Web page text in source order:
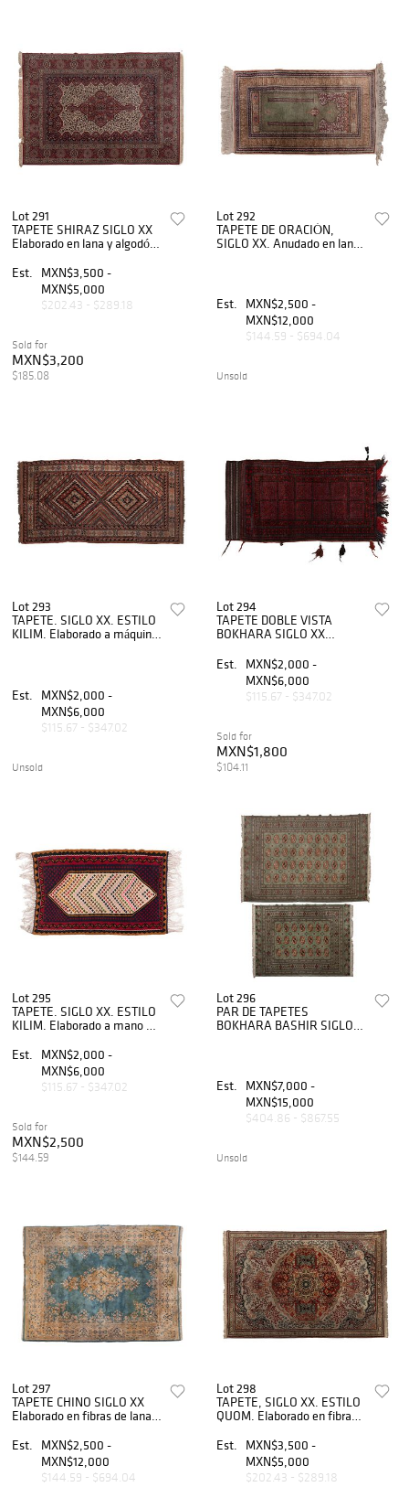
Lot 291
TAPETE SHIRAZ SIGLO XX
Elaborado en lana y algodón
decorada de manera floral y
medallón central 35...
Est.
MXN$3,500 -
MXN$5,000
$202.43 - $289.18
Sold for
MXN$3,200
$185.08
Lot 292
TAPETE DE ORACIÓN,
SIGLO XX. Anudado en lana
arquitectónicos.
Est.
MXN$2,500 -
MXN$12,000
$144.59 - $694.04
Unsold
Lot 293
TAPETE. SIGLO XX. ESTILO
KILIM. Elaborado a máquina
Est.
MXN$2,000 -
MXN$6,000
$115.67 - $347.02
Unsold
Lot 294
TAPETE DOBLE VISTA
BOKHARA SIGLO XX
de lana y algodón 120x60
Est.
MXN$2,000 -
MXN$6,000
$115.67 - $347.02
Sold for
MXN$1,800
$104.11
Lot 295
TAPETE. SIGLO XX. ESTILO
KILIM. Elaborado a mano en
Cuenta con diseño tribal y
orla decorada
geométricamente
Est.
MXN$2,000 -
MXN$6,000
$115.67 - $347.02
Sold for
MXN$2,500
$144.59
Lot 296
PAR DE TAPETES
BOKHARA BASHIR SIGLO
230x170 y 295x200...
Est.
MXN$7,000 -
MXN$15,000
$404.86 - $867.55
Unsold
Lot 297
TAPETE CHINO SIGLO XX
Elaborado en fibras de lana y
medallón central y orla
floreada 365x270 cm.
Marcas...
Est.
MXN$2,500 -
MXN$12,000
$144.59 - $694.04
Lot 298
TAPETE, SIGLO XX. ESTILO
QUOM. Elaborado en fibras
de seda. Decorado con
elementos naturales y
vegetales.
Est.
MXN$3,500 -
MXN$5,000
$202.43 - $289.18